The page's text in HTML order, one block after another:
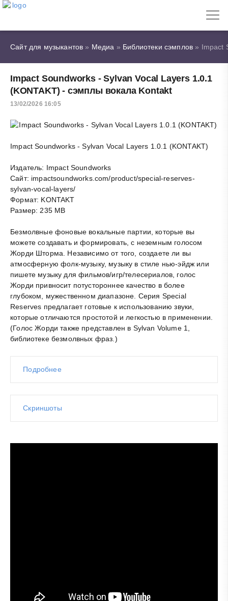
Сайт для музыкантов » Медиа » Библиотеки сэмплов » Impact
Impact Soundworks - Sylvan Vocal Layers 1.0.1
(KONTAKT) - сэмплы вокала Kontakt
13/02/2026 16:05
Impact Soundworks - Sylvan Vocal Layers 1.0.1 (KONTAKT)
Издатель: Imрасt Sоundwоrks
Сайт: impactsoundworks.com/product/special-reserves-
sylvan-vocal-layers/
Формат: KONTAKT
Размер: 235 MB
Безмолвные фоновые вокальные партии, которые вы
можете создавать и формировать, с неземным голосом
Жорди Шторма. Независимо от того, создаете ли вы
атмосферную фолк-музыку, музыку в стиле нью-эйдж или
пишете музыку для фильмов/игр/телесериалов, голос
Жорди привносит потустороннее качество в более
глубоком, мужественном диапазоне. Серия Special
Reserves предлагает готовые к использованию звуки,
которые отличаются простотой и легкостью в применении.
(Голос Жорди также представлен в Sylvan Volume 1,
библиотеке безмолвных фраз.)
Подробнее
Скриншоты